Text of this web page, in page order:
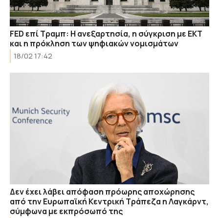
FED επί Τραμπ: Η ανεξαρτησία, η σύγκριση με ΕΚΤ
και η πρόκληση των ψηφιακών νομισμάτων
18/02 17:42
Δεν έχει λάβει απόφαση πρόωρης αποχώρησης
από την Ευρωπαϊκή Κεντρική Τράπεζα η Λαγκάρντ,
σύμφωνα με εκπρόσωπό της